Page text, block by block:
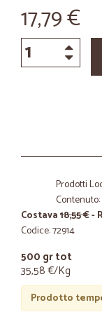
17,79 €
Prodotti
Contenuto:
Costava18,55 €-
Codice: 72914
500 gr tot
35,58 €/Kg
Prodotto